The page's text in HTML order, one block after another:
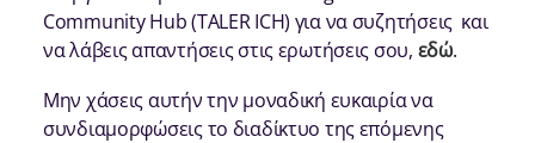
Community Hub (TALER ICH) για να συζητήσεις και
να λάβεις απαντήσεις στις ερωτήσεις σου, εδώ.
Μην χάσεις αυτήν την μοναδική ευκαιρία να
συνδιαμορφώσεις το διαδίκτυο της επόμενης